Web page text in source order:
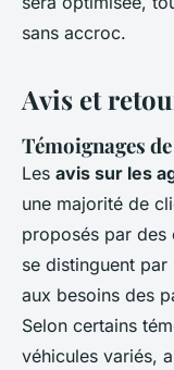
sans accroc.
Avis et
Témoignages
Les avis sur les
une majorité de
proposés par des
se distinguent
aux besoins des
Selon certains
véhicules variés,